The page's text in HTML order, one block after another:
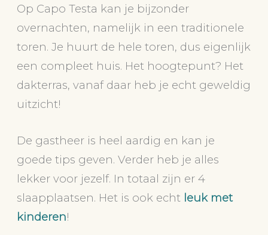
Op Capo Testa kan je bijzonder
overnachten, namelijk in een traditionele
toren. Je huurt de hele toren, dus eigenlijk
een compleet huis. Het hoogtepunt? Het
dakterras, vanaf daar heb je echt geweldig
uitzicht!
De gastheer is heel aardig en kan je
goede tips geven. Verder heb je alles
lekker voor jezelf. In totaal zijn er 4
slaapplaatsen. Het is ook echt leuk met
kinderen!